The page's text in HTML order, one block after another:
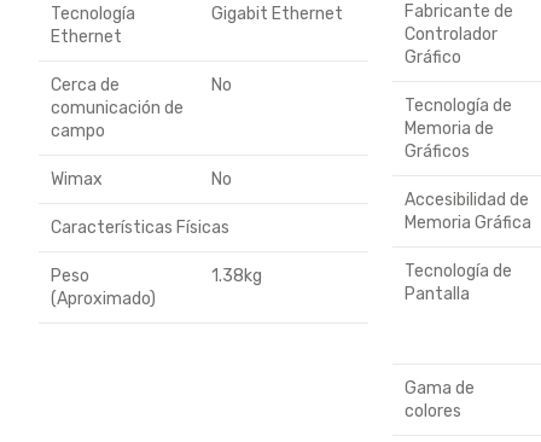
Tecnología
Ethernet
Gigabit Ethernet
Cerca de
comunicación de
campo
No
Wimax No
Características Físicas
Peso
(Aproximado)
1.38kg
Fabricante de
Controlador
Gráfico
Tecnología de
Memoria de
Gráficos
Accesibilidad de
Memoria Gráfica
Tecnología de
Pantalla
Gama de
colores